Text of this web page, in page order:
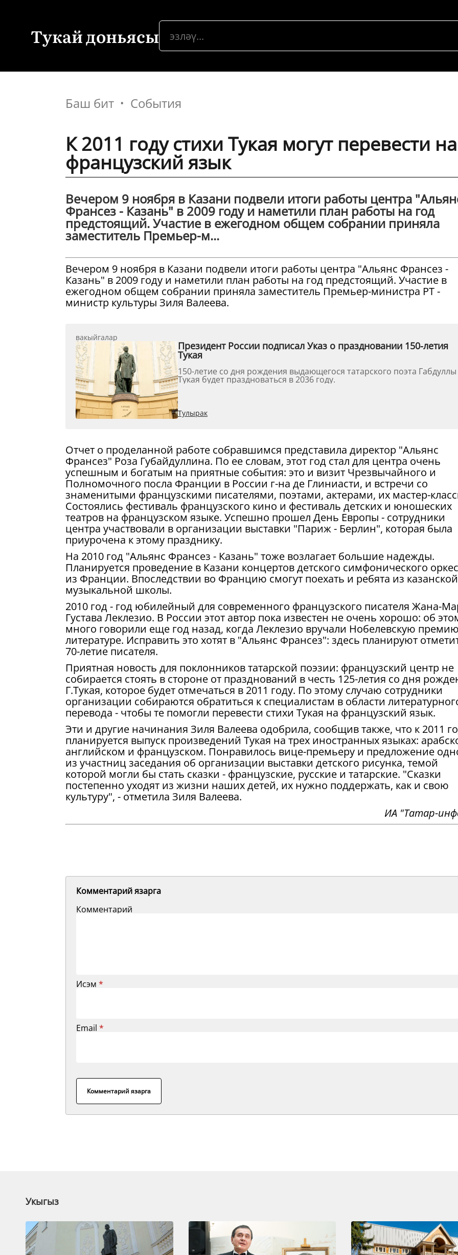
Тукай доньясы
Баш бит События
К 2011 году стихи Тукая могут перевести на
французский язык
Вечером 9 ноября в Казани подвели итоги работы центра
Франсез - Казань" в 2009 году и наметили план работы на год
предстоящий. Участие в ежегодном общем собрании приняла
заместитель Премьер-м...
Вечером 9 ноября в Казани подвели итоги работы центра "Альянс Франсез -
Казань" в 2009 году и наметили план работы на год предстоящий. Участие в
ежегодном общем собрании приняла заместитель Премьер-министра РТ -
министр культуры Зиля Валеева.
вакыйгалар
Президент России подписал Указ о праздновании 150-летия
Тукая
150-летие со дня рождения выдающегося татарского поэта Габдуллы
Тукая будет праздноваться в 2036 году.
Тулырак
Отчет о проделанной работе собравшимся представила директор "Альянс
Франсез" Роза Губайдуллина. По ее словам, этот год стал для центра очень
успешным и богатым на приятные события: это и визит Чрезвычайного и
Полномочного посла Франции в России г-на де Глиниасти, и встречи со
знаменитыми французскими писателями, поэтами, актерами, их мастер-
Состоялись фестиваль французского кино и фестиваль детских и юношеских
театров на французском языке. Успешно прошел День Европы - сотрудники
центра участвовали в организации выставки "Париж - Берлин", которая была
приурочена к этому празднику.
На 2010 год "Альянс Франсез - Казань" тоже возлагает большие надежды.
Планируется проведение в Казани концертов детского симфонического
из Франции. Впоследствии во Францию смогут поехать и ребята из казанской
музыкальной школы.
2010 год - год юбилейный для современного французского писателя Жана-
Густава Леклезио. В России этот автор пока известен не очень хорошо: об
много говорили еще год назад, когда Леклезио вручали Нобелевскую
литературе. Исправить это хотят в "Альянс Франсез": здесь планируют
70-летие писателя.
Приятная новость для поклонников татарской поэзии: французский центр не
собирается стоять в стороне от празднований в честь 125-летия со дня
Г.Тукая, которое будет отмечаться в 2011 году. По этому случаю сотрудники
организации собираются обратиться к специалистам в области
перевода - чтобы те помогли перевести стихи Тукая на французский язык.
Эти и другие начинания Зиля Валеева одобрила, сообщив также, что к 2011
планируется выпуск произведений Тукая на трех иностранных языках:
английском и французском. Понравилось вице-премьеру и предложение
из участниц заседания об организации выставки детского рисунка, темой
которой могли бы стать сказки - французские, русские и татарские. "Сказки
постепенно уходят из жизни наших детей, их нужно поддержать, как и свою
культуру", - отметила Зиля Валеева.
ИА "Татар-
Комментарий язарга
Комментарий
Исэм *
Email *
Комментарий язарга
Укыгыз